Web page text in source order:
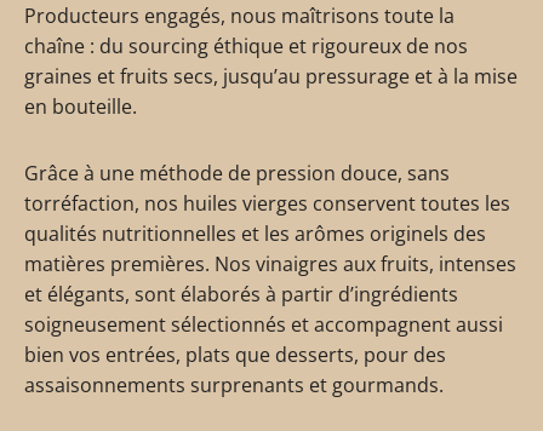
Producteurs engagés, nous maîtrisons toute la
chaîne : du sourcing éthique et rigoureux de nos
graines et fruits secs, jusqu’au pressurage et à la mise
en bouteille.
Grâce à une méthode de pression douce, sans
torréfaction, nos huiles vierges conservent toutes les
qualités nutritionnelles et les arômes originels des
matières premières. Nos vinaigres aux fruits, intenses
et élégants, sont élaborés à partir d’ingrédients
soigneusement sélectionnés et accompagnent aussi
bien vos entrées, plats que desserts, pour des
assaisonnements surprenants et gourmands.